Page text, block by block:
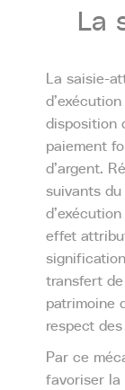
La
La saisie-
disposition
paiement
d’argent.
suivants
effet
transfert
patrimoine
respect
Par ce
favoriser la